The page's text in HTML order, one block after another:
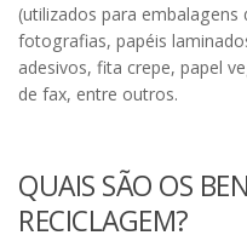
(utilizados para
fotografias, papéis
adesivos, fita crepe, papel
de fax, entre outros.
QUAIS SÃO OS
RECICLAGEM?